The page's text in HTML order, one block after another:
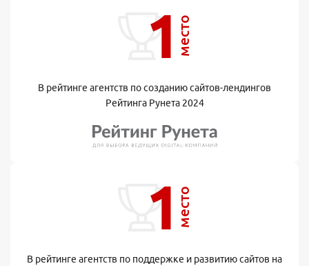
1 место
В рейтинге агентств по созданию сайтов-лендингов
Рейтинга Рунета 2024
1 место
В рейтинге агентств по поддержке и развитию сайтов на